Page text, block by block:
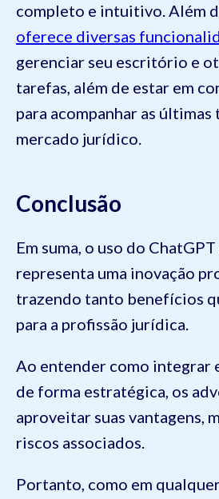
completo e intuitivo. Além
oferece diversas
gerenciar seu escritório e
tarefas, além de estar em
para acompanhar as
mercado jurídico.
Conclusão
Em suma, o uso do
representa uma inovação
trazendo tanto benefícios
para a profissão jurídica.
Ao entender como integrar
de forma estratégica, os
aproveitar suas vantagens,
riscos associados.
Portanto, como em